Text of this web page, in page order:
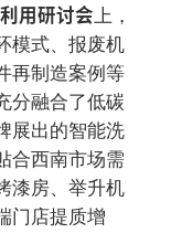
用研讨会上，
模式、报废机
再制造案例等
分融合了低碳
展出的智能洗
合西南市场需
漆房、举升机
门店提质增